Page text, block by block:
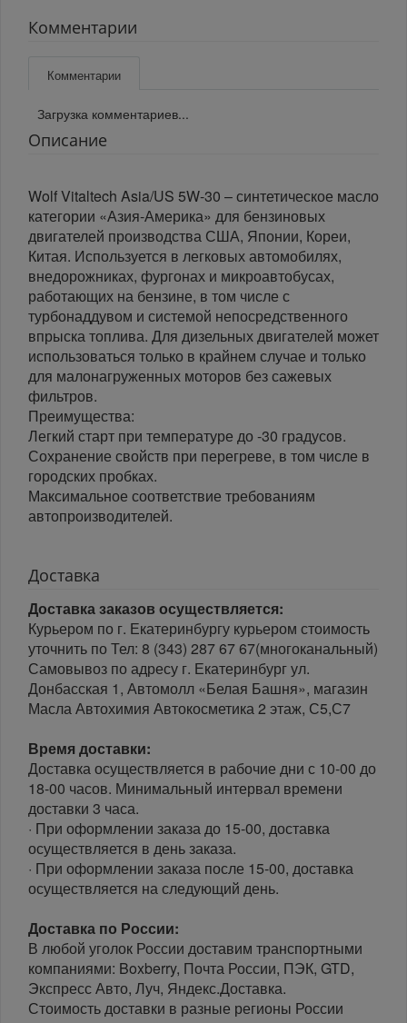
Комментарии
Комментарии
Загрузка комментариев...
Описание
Wolf Vitaltech Asia/US 5W-30 – синтетическое масло
категории «Азия-Америка» для бензиновых
двигателей производства США, Японии, Кореи,
Китая. Используется в легковых автомобилях,
внедорожниках, фургонах и микроавтобусах,
работающих на бензине, в том числе с
турбонаддувом и системой непосредственного
впрыска топлива. Для дизельных двигателей может
использоваться только в крайнем случае и только
для малонагруженных моторов без сажевых
фильтров.
Преимущества:
Легкий старт при температуре до -30 градусов.
Сохранение свойств при перегреве, в том числе в
городских пробках.
Максимальное соответствие требованиям
автопроизводителей.
Доставка
Доставка заказов осуществляется:
Курьером по г. Екатеринбургу курьером стоимость
уточнить по Тел: 8 (343) 287 67 67(многоканальный)
Самовывоз по адресу г. Екатеринбург ул.
Донбасская 1, Автомолл «Белая Башня», магазин
Масла Автохимия Автокосметика 2 этаж, С5,С7
Время доставки:
Доставка осуществляется в рабочие дни с 10-00 до
18-00 часов. Минимальный интервал времени
доставки 3 часа.
· При оформлении заказа до 15-00, доставка
осуществляется в день заказа.
· При оформлении заказа после 15-00, доставка
осуществляется на следующий день.
Доставка по России:
В любой уголок России доставим транспортными
компаниями: Boxberry, Почта России, ПЭК, GTD,
Экспресс Авто, Луч, Яндекс.Доставка.
Стоимость доставки в разные регионы России